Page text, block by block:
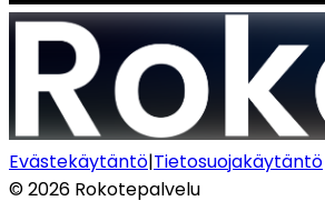
Evästekäytäntö|Tietosuojakäytäntö
©2026 Rokotepalvelu